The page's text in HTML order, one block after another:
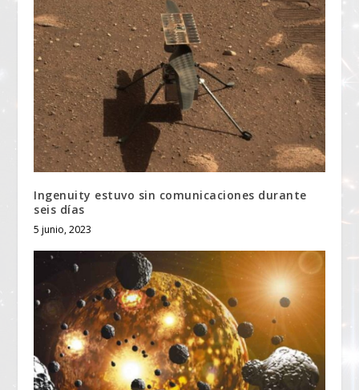
Ingenuity estuvo sin comunicaciones durante
seis días
5 junio, 2023